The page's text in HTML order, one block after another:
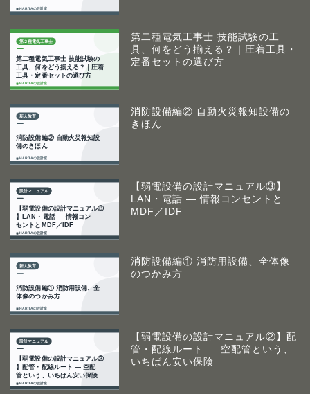
第二種電気工事士 技能試験の工
具、何をどう揃える？｜圧着工具・
定番セットの選び方
消防設備編② 自動火災報知設備の
きほん
【弱電設備の設計マニュアル③】
LAN・電話 ― 情報コンセントと
MDF／IDF
消防設備編① 消防用設備、全体像
のつかみ方
【弱電設備の設計マニュアル②】配
管・配線ルート ― 空配管という、
いちばん安い保険